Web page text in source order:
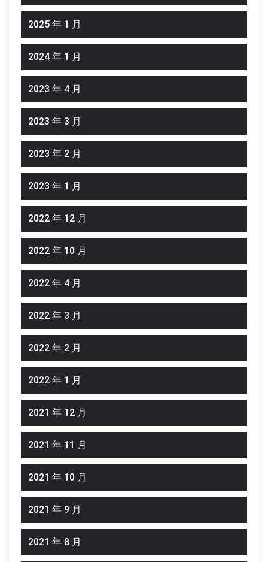
2025 年 1 月
2024 年 1 月
2023 年 4 月
2023 年 3 月
2023 年 2 月
2023 年 1 月
2022 年 12 月
2022 年 10 月
2022 年 4 月
2022 年 3 月
2022 年 2 月
2022 年 1 月
2021 年 12 月
2021 年 11 月
2021 年 10 月
2021 年 9 月
2021 年 8 月